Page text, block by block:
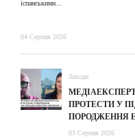
іспанськими...
04 Серпня 2026
Заходи
ПРОТЕСТИ У
ПОРОДЖЕННЯ
03 Серпня 2026